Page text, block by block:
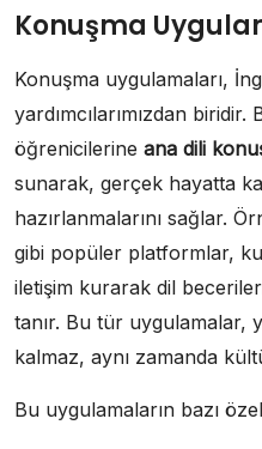
Konuşma
Konuşma uygulamaları,
yardımcılarımızdan
öğrenicilerine ana dili
sunarak, gerçek hayatta
hazırlanmalarını sağlar.
gibi popüler platformlar,
iletişim kurarak dil
tanır. Bu tür uygulamalar,
kalmaz, aynı zamanda
Bu uygulamaların bazı